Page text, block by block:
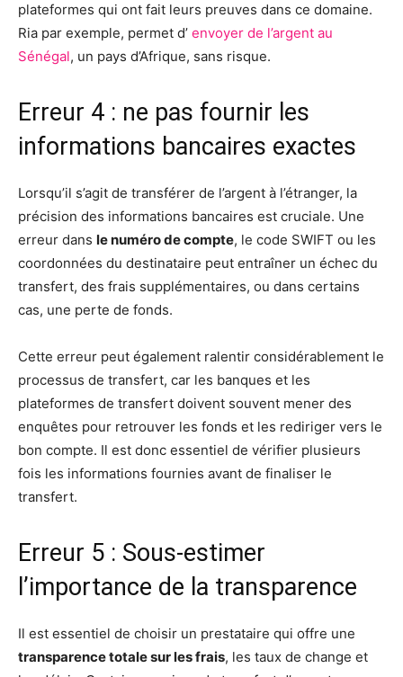
plateformes qui ont fait leurs preuves dans ce domaine.
Ria par exemple, permet d’ envoyer de l’argent au
Sénégal, un pays d’Afrique, sans risque.
Erreur 4 : ne pas fournir les
informations bancaires exactes
Lorsqu’il s’agit de transférer de l’argent à l’étranger, la
précision des informations bancaires est cruciale. Une
erreur dans le numéro de compte, le code SWIFT ou les
coordonnées du destinataire peut entraîner un échec du
transfert, des frais supplémentaires, ou dans certains
cas, une perte de fonds.
Cette erreur peut également ralentir considérablement le
processus de transfert, car les banques et les
plateformes de transfert doivent souvent mener des
enquêtes pour retrouver les fonds et les rediriger vers le
bon compte. Il est donc essentiel de vérifier plusieurs
fois les informations fournies avant de finaliser le
transfert.
Erreur 5 : Sous-estimer
l’importance de la transparence
Il est essentiel de choisir un prestataire qui offre une
transparence totale sur les frais, les taux de change et